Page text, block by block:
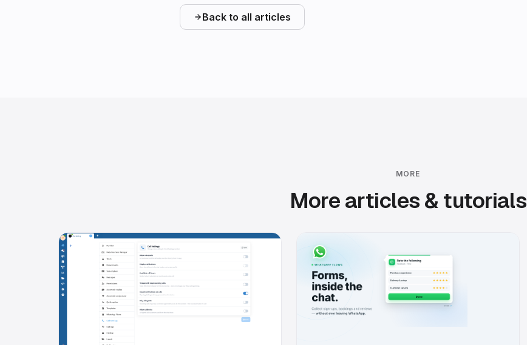
Back to all articles
MORE
More articles & tutorials